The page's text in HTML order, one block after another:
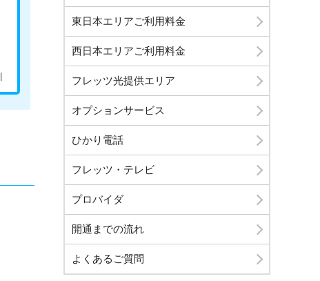
東日本エリアご利用料金
西日本エリアご利用料金
フレッツ光提供エリア
オプションサービス
ひかり電話
フレッツ・テレビ
プロバイダ
開通までの流れ
よくあるご質問